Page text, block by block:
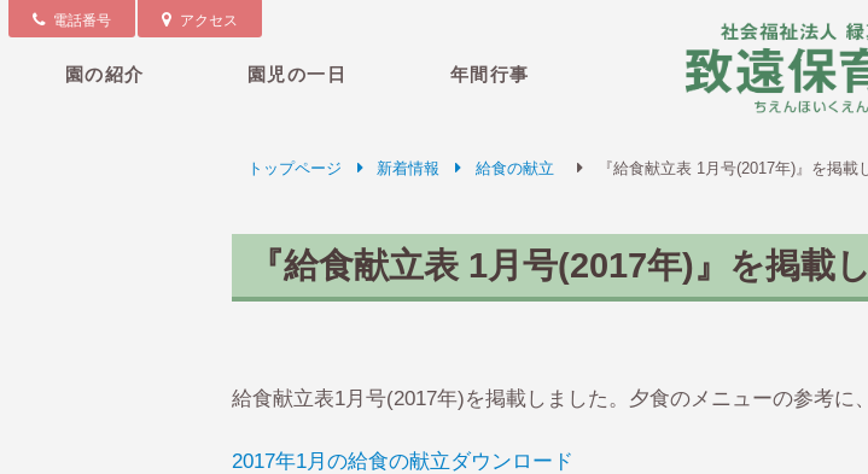
電話番号 アクセス
園の紹介 園児の一日 年間行事
トップページ 新着情報 給食の献立 『給食献立表 1月号(2017年)』を掲載
『給食献立表 1月号(2017年)』を掲載
給食献立表1月号(2017年)を掲載しました。夕食のメニューの参考に
2017年1月の給食の献立ダウンロード